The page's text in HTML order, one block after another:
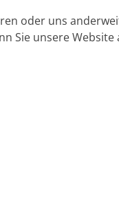
oder uns
Sie unsere